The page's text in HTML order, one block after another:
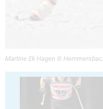
Martine Ek Hagen ©